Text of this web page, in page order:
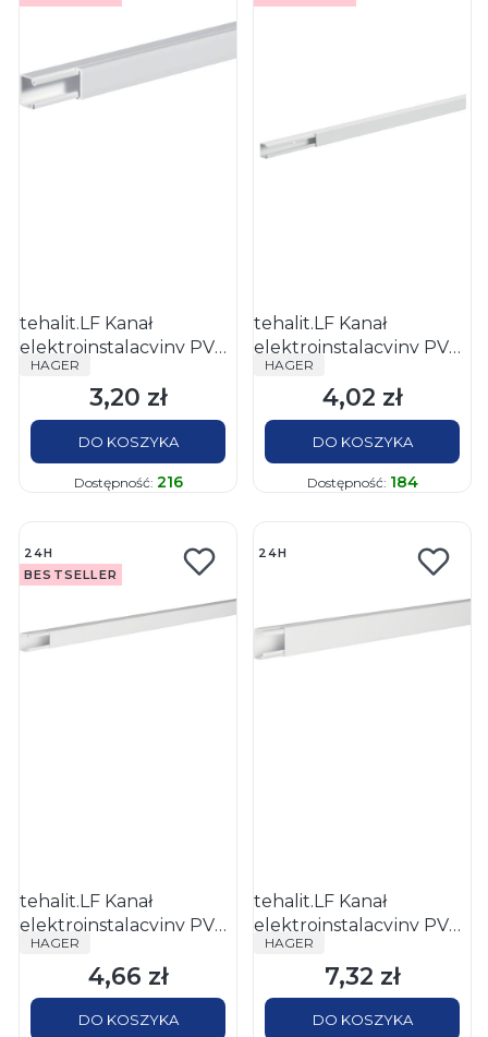
tehalit.LF Kanał
elektroinstalacyjny PVC
10x10mm, biały
PRODUCENT
HAGER
Cena
3,20 zł
DO KOSZYKA
Dostępność: 216
tehalit.LF Kanał
elektroinstalacyjny PVC
15x15mm, biały
PRODUCENT
HAGER
Cena
4,02 zł
DO KOSZYKA
Dostępność: 184
24H
BESTSELLER
tehalit.LF Kanał
elektroinstalacyjny PVC
20x20mm, biały
PRODUCENT
HAGER
Cena
4,66 zł
DO KOSZYKA
24H
tehalit.LF Kanał
elektroinstalacyjny PVC
20x35mm, biały
PRODUCENT
HAGER
Cena
7,32 zł
DO KOSZYKA